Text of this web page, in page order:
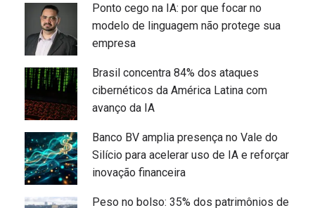
Ponto cego na IA: por que focar no
modelo de linguagem não protege sua
empresa
Brasil concentra 84% dos ataques
cibernéticos da América Latina com
avanço da IA
Banco BV amplia presença no Vale do
Silício para acelerar uso de IA e reforçar
inovação financeira
Peso no bolso: 35% dos patrimônios de